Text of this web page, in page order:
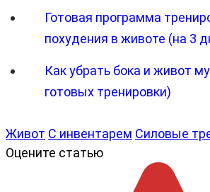
Готовая программа
похудения в животе (на 3
Как убрать бока и живот
готовых тренировки)
Живот С инвентарем Силовые
Оцените статью